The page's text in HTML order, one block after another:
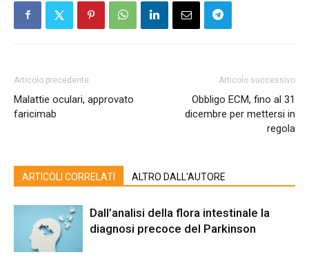
Articolo precedente
Malattie oculari, approvato
faricimab
Articolo successivo
Obbligo ECM, fino al 31
dicembre per mettersi in
regola
ARTICOLI CORRELATI ALTRO DALL'AUTORE
Dall’analisi della flora intestinale la
diagnosi precoce del Parkinson